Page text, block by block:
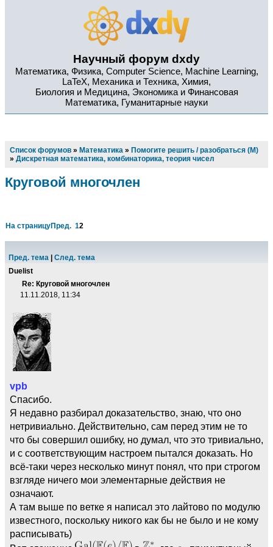
Научный форум dxdy
Математика, Физика, Computer Science, Machine Learning,
LaTeX, Механика и Техника, Химия,
Биология и Медицина, Экономика и Финансовая
Математика, Гуманитарные науки
Список форумов » Математика » Помогите решить / разобраться (М)
» Дискретная математика, комбинаторика, теория чисел
Круговой многочлен
На страницуПред. 12
Пред. тема
След. тема
Duelist
Re: Круговой многочлен
11.11.2018, 11:34
vpb
Спасибо.
Я недавно разбирал доказательство, знаю, что оно
нетривиально. Действительно, сам перед этим не то
что бы совершил ошибку, но думал, что это тривиально,
и с соответствующим настроем пытался доказать. Но
всё-таки через несколько минут понял, что при строгом
взгляде ничего мои элементарные действия не
означают.
А там выше по ветке я написал это лайтово по модулю
известного, поскольку никого как бы не было и не кому
расписывать)